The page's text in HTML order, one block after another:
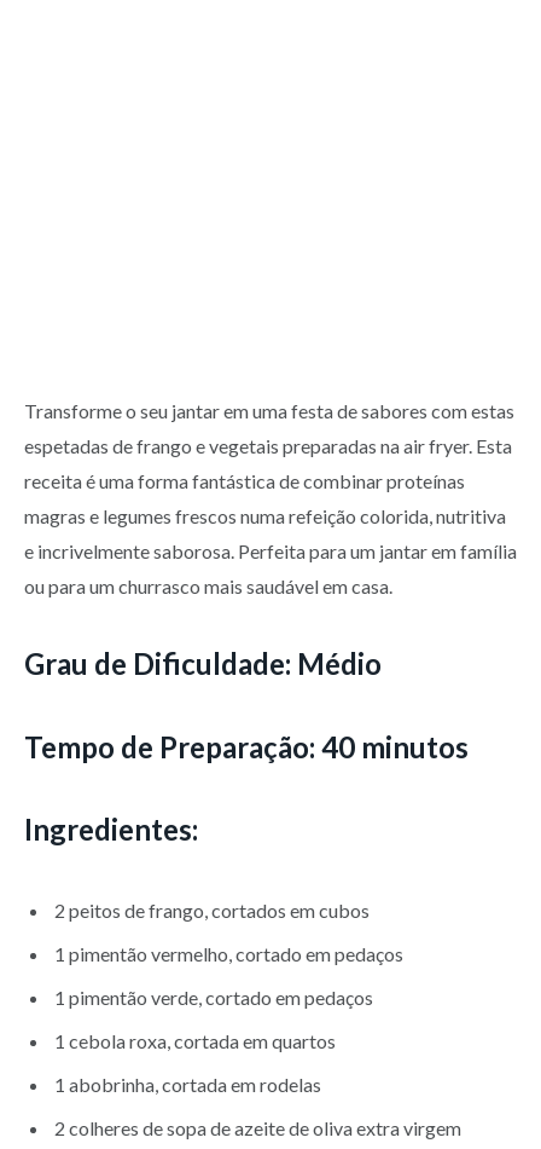
Transforme o seu jantar em uma festa de sabores com estas
espetadas de frango e vegetais preparadas na air fryer. Esta
receita é uma forma fantástica de combinar proteínas
magras e legumes frescos numa refeição colorida, nutritiva
e incrivelmente saborosa. Perfeita para um jantar em família
ou para um churrasco mais saudável em casa.
Grau de Dificuldade: Médio
Tempo de Preparação: 40 minutos
Ingredientes:
2 peitos de frango, cortados em cubos
1 pimentão vermelho, cortado em pedaços
1 pimentão verde, cortado em pedaços
1 cebola roxa, cortada em quartos
1 abobrinha, cortada em rodelas
2 colheres de sopa de azeite de oliva extra virgem